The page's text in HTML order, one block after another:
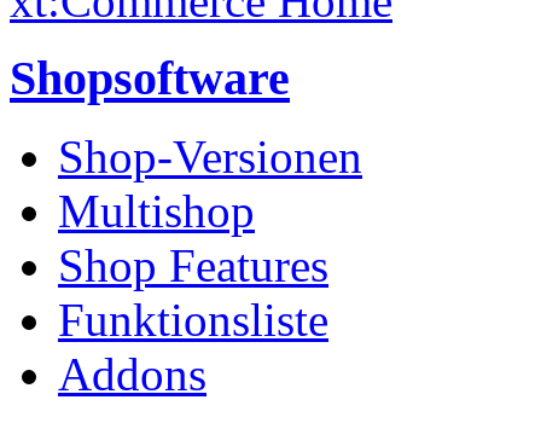
Shopsoftware
Shop-Versionen
Multishop
Shop Features
Funktionsliste
Addons